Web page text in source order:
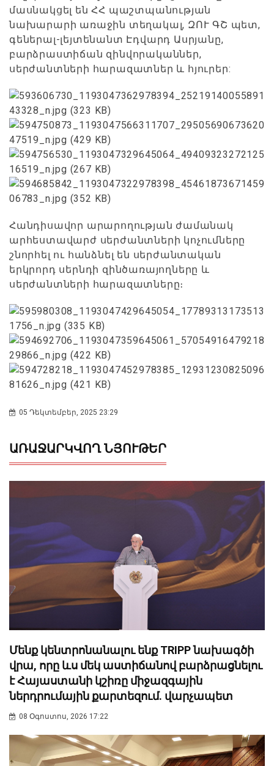
մասնակցել են ՀՀ պաշտպանության
նախարարի առաջին տեղակալ, ԶՈՒ ԳՇ պետ,
գեներալ-լեյտենանտ Էդվարդ Ասրյանը,
բարձրաստիճան զինվորականներ,
սերժանտների հարազատներ և հյուրեր:
Հանդիսավոր արարողության ժամանակ
արհեստավարժ սերժանտների կոչումները
շնորհել ու հանձնել են սերժանտական
երկրորդ սերնդի զինծառայողները և
սերժանտների հարազատները։
05 Դեկտեմբեր, 2025 23:29
ԱՌԱՋԱՐԿՎՈՂ ՆՅՈՒԹԵՐ
Մենք կենտրոնանալու ենք TRIPP նախագծի
վրա, որը ևս մեկ աստիճանով բարձրացնելու
է Հայաստանի կշիռը միջազգային
ներդրումային քարտեզում. վարչապետ
08 Օգոստոս, 2026 17:22